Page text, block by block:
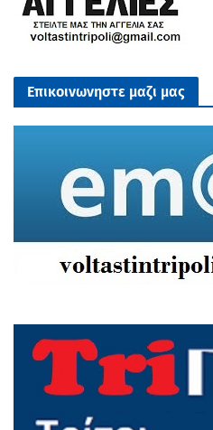
Επικοινωνηστε μαζι μας